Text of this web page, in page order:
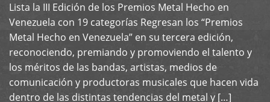
Lista la III Edición de los Premios Metal Hecho en
Venezuela con 19 categorías Regresan los “Premios
Metal Hecho en Venezuela” en su tercera edición,
reconociendo, premiando y promoviendo el talento y
los méritos de las bandas, artistas, medios de
comunicación y productoras musicales que hacen vida
dentro de las distintas tendencias del metal y […]
+